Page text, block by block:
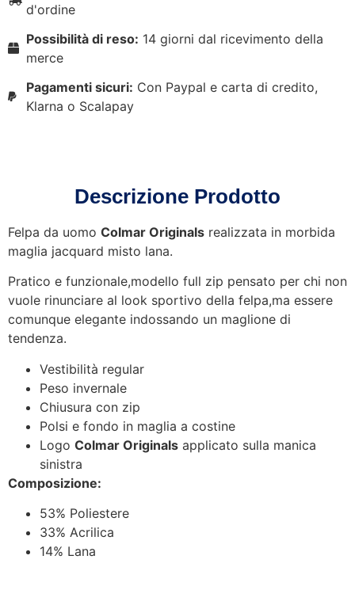
d'ordine
Possibilità di reso: 14 giorni dal ricevimento della
merce
Pagamenti sicuri: Con Paypal e carta di credito,
Klarna o Scalapay
Descrizione Prodotto
Felpa da uomo Colmar Originals realizzata in morbida
maglia jacquard misto lana.
Pratico e funzionale,modello full zip pensato per chi non
vuole rinunciare al look sportivo della felpa,ma essere
comunque elegante indossando un maglione di
tendenza.
Vestibilità regular
Peso invernale
Chiusura con zip
Polsi e fondo in maglia a costine
Logo Colmar Originals applicato sulla manica
sinistra
Composizione:
53% Poliestere
33% Acrilica
14% Lana